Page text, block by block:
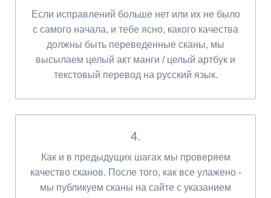
Если исправлений больше нет или их не было
с самого начала, и тебе ясно, какого качества
должны быть переведенные сканы, мы
высылаем целый акт манги / целый артбук и
текстовый перевод на русский язык.
4.
Как и в предыдущих шагах мы проверяем
качество сканов. После того, как все улажено -
мы публикуем сканы на сайте с указанием